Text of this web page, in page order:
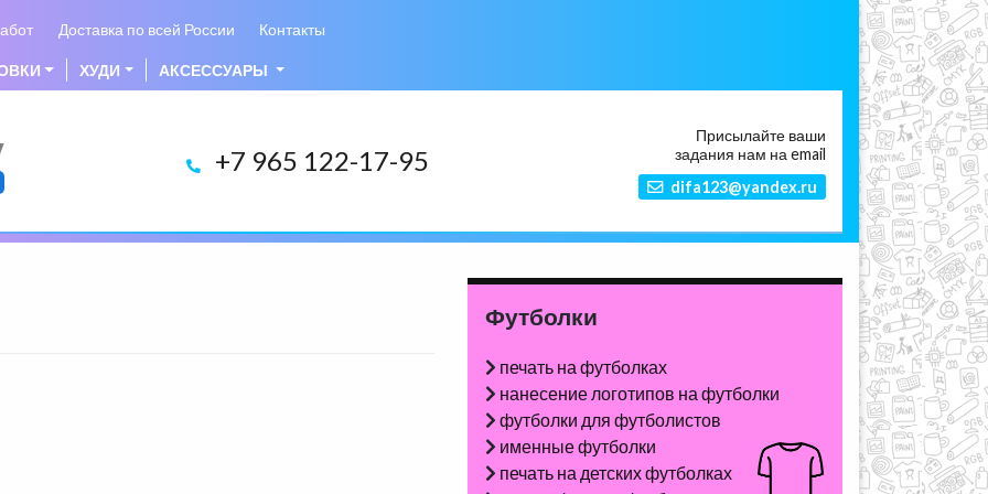
Доставка по всей России Контакты
ХУДИ АКСЕССУАРЫ
+7 965 122-17-95
Присылайте ваши
задания нам на email
difa123@yandex.ru
Футболки
печать на футболках
нанесение логотипов на футболки
футболки для футболистов
именные футболки
печать на детских футболках